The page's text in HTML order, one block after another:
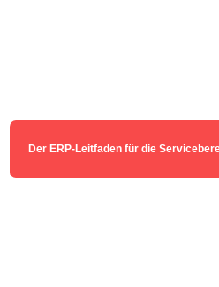
Der ERP-Leitfaden für die